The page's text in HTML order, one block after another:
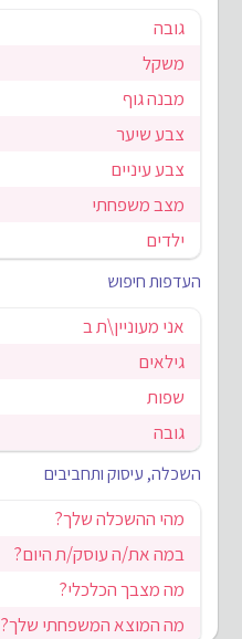
גובה
משקל
מבנה גוף
צבע שיער
צבע עיניים
מצב משפחתי
ילדים
העדפות חיפוש
אני מעוניין\ת ב
גילאים
שפות
גובה
השכלה, עיסוק ותחביבים
מהי ההשכלה שלך?
במה את/ה עוסק/ת היום?
מה מצבך הכלכלי?
מה המוצא המשפחתי שלך?